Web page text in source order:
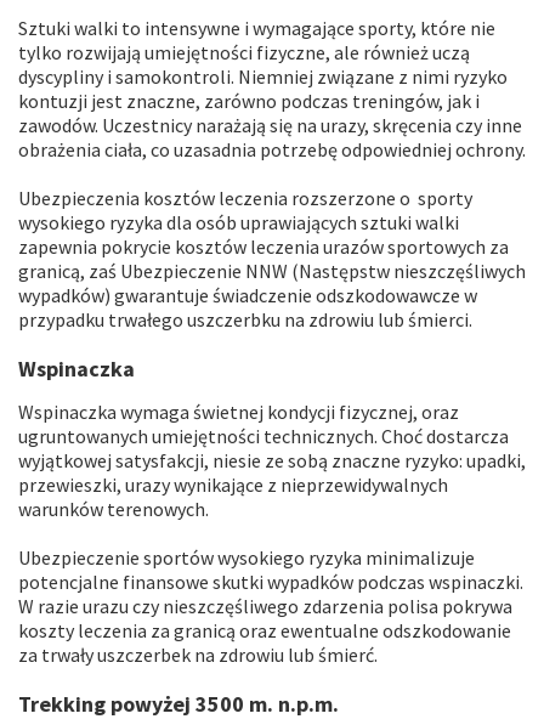
Sztuki walki to intensywne i wymagające sporty, które nie
tylko rozwijają umiejętności fizyczne, ale również uczą
dyscypliny i samokontroli. Niemniej związane z nimi ryzyko
kontuzji jest znaczne, zarówno podczas treningów, jak i
zawodów. Uczestnicy narażają się na urazy, skręcenia czy inne
obrażenia ciała, co uzasadnia potrzebę odpowiedniej ochrony.
Ubezpieczenia kosztów leczenia rozszerzone o sporty
wysokiego ryzyka dla osób uprawiających sztuki walki
zapewnia pokrycie kosztów leczenia urazów sportowych za
granicą, zaś Ubezpieczenie NNW (Następstw nieszczęśliwych
wypadków) gwarantuje świadczenie odszkodowawcze w
przypadku trwałego uszczerbku na zdrowiu lub śmierci.
Wspinaczka
Wspinaczka wymaga świetnej kondycji fizycznej, oraz
ugruntowanych umiejętności technicznych. Choć dostarcza
wyjątkowej satysfakcji, niesie ze sobą znaczne ryzyko: upadki,
przewieszki, urazy wynikające z nieprzewidywalnych
warunków terenowych.
Ubezpieczenie sportów wysokiego ryzyka minimalizuje
potencjalne finansowe skutki wypadków podczas wspinaczki.
W razie urazu czy nieszczęśliwego zdarzenia polisa pokrywa
koszty leczenia za granicą oraz ewentualne odszkodowanie
za trwały uszczerbek na zdrowiu lub śmierć.
Trekking powyżej 3500 m. n.p.m.